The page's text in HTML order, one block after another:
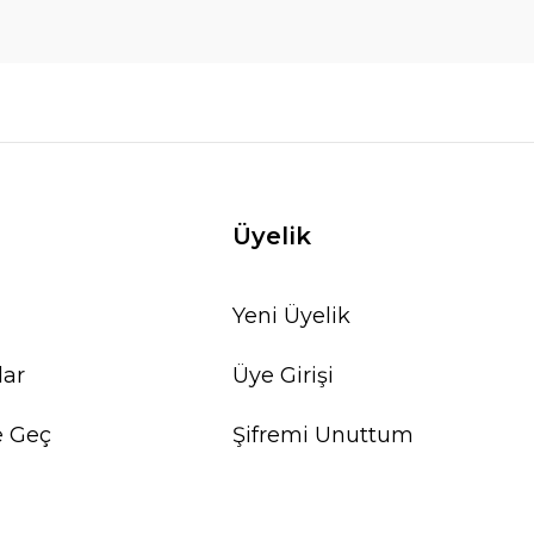
Geç
Üyelik
Yeni Üyelik
Üye Girişi
Şifremi Unuttum